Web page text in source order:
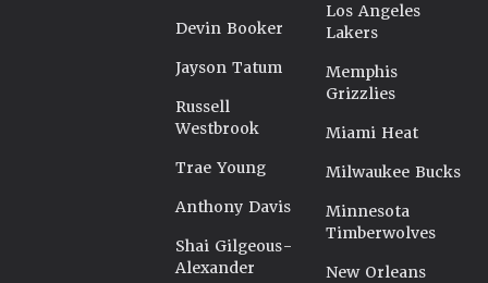
Devin Booker
Jayson Tatum
Russell
Westbrook
Trae Young
Anthony Davis
Shai Gilgeous-
Alexander
Los Angeles
Lakers
Memphis
Grizzlies
Miami Heat
Milwaukee Bucks
Minnesota
Timberwolves
New Orleans